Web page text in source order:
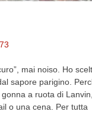
mai noiso. Ho
sapore parigino.
gonna a ruota di
o una cena. Per tutta